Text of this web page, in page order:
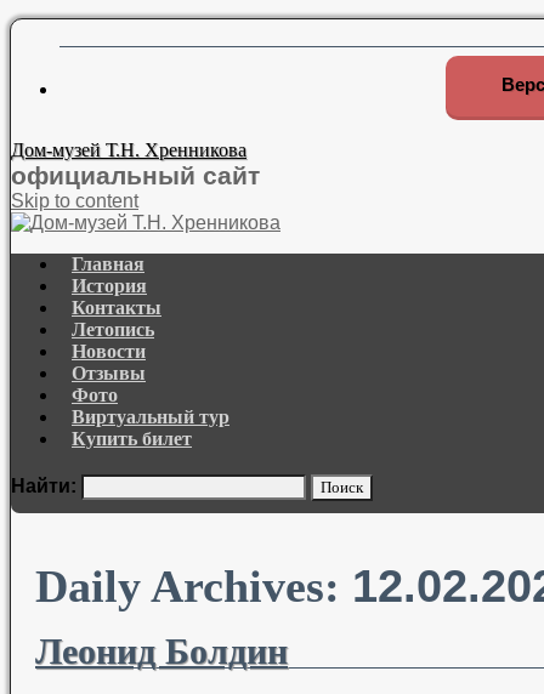
Дом-музей Т.Н. Хренникова
официальный сайт
Skip to content
Главная
История
Контакты
Летопись
Новости
Отзывы
Фото
Виртуальный тур
Купить билет
Найти:
Daily Archives:
Леонид Болдин